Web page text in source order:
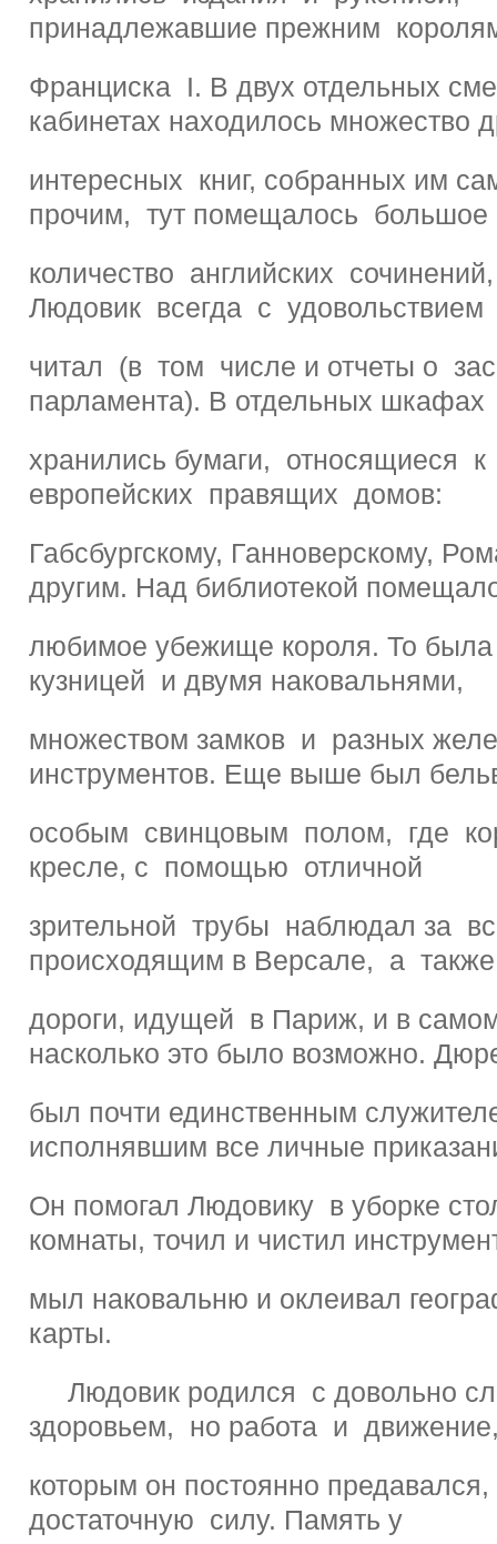
принадлежавшие прежним
Франциска I. В двух отдельных
кабинетах находилось множество
интересных книг, собранных им
прочим, тут помещалось большое
количество английских
Людовик всегда с удовольствием
читал (в том числе и отчеты о
парламента). В отдельных шкафах
хранились бумаги, относящиеся
европейских правящих домов:
Габсбургскому, Ганноверскому,
другим. Над библиотекой
любимое убежище короля. То была
кузницей и двумя наковальнями,
множеством замков и разных
инструментов. Еще выше был
особым свинцовым полом, где
кресле, с помощью отличной
зрительной трубы наблюдал за
происходящим в Версале, а
дороги, идущей в Париж, и в
насколько это было возможно.
был почти единственным
исполнявшим все личные
Он помогал Людовику в уборке
комнаты, точил и чистил
мыл наковальню и оклеивал
карты.
Людовик родился с довольно
здоровьем, но работа и
которым он постоянно
достаточную силу. Память у